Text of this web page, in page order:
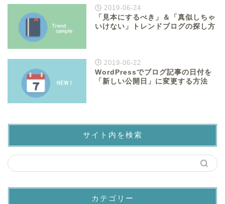
2019-06-24
「見本にするべき」＆「真似しちゃ
いけない」トレンドブログの探し方
2019-06-22
WordPressでブログ記事の日付を
「新しい公開日」に変更する方法
サイト内を検索
カテゴリー